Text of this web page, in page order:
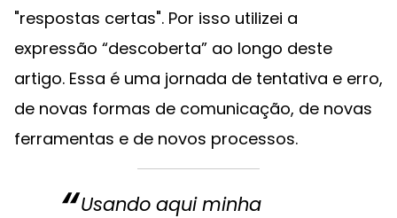
"respostas certas". Por isso utilizei a
expressão “descoberta” ao longo deste
artigo. Essa é uma jornada de tentativa e erro,
de novas formas de comunicação, de novas
ferramentas e de novos processos.
Usando aqui minha